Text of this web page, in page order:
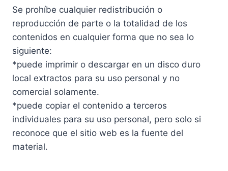
Se prohíbe cualquier redistribución o
reproducción de parte o la totalidad de los
contenidos en cualquier forma que no sea lo
siguiente:
*puede imprimir o descargar en un disco duro
local extractos para su uso personal y no
comercial solamente.
*puede copiar el contenido a terceros
individuales para su uso personal, pero solo si
reconoce que el sitio web es la fuente del
material.